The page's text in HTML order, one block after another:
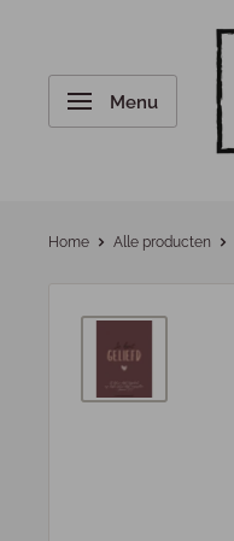
Menu
Home Alle producten